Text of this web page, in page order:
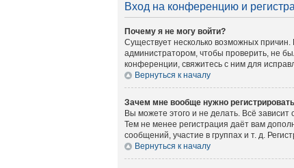
Вход на конференцию и
Почему я не могу войти?
Существует несколько возможных
администратором, чтобы проверить, не
конференции, свяжитесь с ним для
Вернуться к началу
Зачем мне вообще нужно
Вы можете этого и не делать. Всё
Тем не менее регистрация даёт вам
сообщений, участие в группах и т. д.
Вернуться к началу